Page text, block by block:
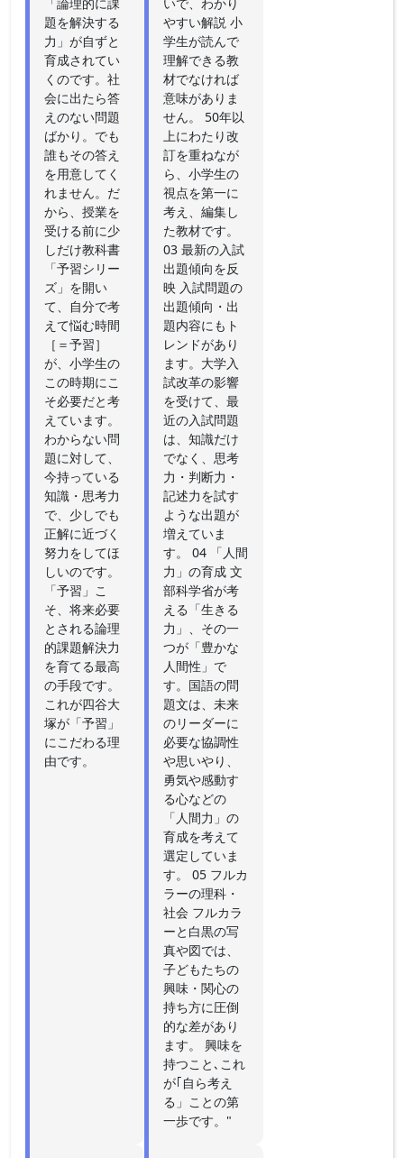
題を解決する
力」が自ずと
育成されてい
くのです。社
会に出たら答
えのない問題
ばかり。でも
誰もその答え
を用意してく
れません。だ
から、授業を
受ける前に少
しだけ教科書
「予習シリー
ズ」を開い
て、自分で考
えて悩む時間
［＝予習］
が、小学生の
この時期にこ
そ必要だと考
えています。
わからない問
題に対して、
今持っている
知識・思考力
で、少しでも
正解に近づく
努力をしてほ
しいのです。
「予習」こ
そ、将来必要
とされる論理
的課題解決力
を育てる最高
の手段です。
これが四谷大
塚が「予習」
にこだわる理
由です。
やすい解説 小
学生が読んで
理解できる教
材でなければ
意味がありま
せん。 50年以
上にわたり改
訂を重ねなが
ら、小学生の
視点を第一に
考え、編集し
た教材です。
03 最新の入試
出題傾向を反
映 入試問題の
出題傾向・出
題内容にもト
レンドがあり
ます。大学入
試改革の影響
を受けて、最
近の入試問題
は、知識だけ
でなく、思考
力・判断力・
記述力を試す
ような出題が
増えていま
す。 04 「人間
力」の育成 文
部科学省が考
える「生きる
力」、その一
つが「豊かな
人間性」で
す。国語の問
題文は、未来
のリーダーに
必要な協調性
や思いやり、
勇気や感動す
る心などの
「人間力」の
育成を考えて
選定していま
す。 05 フルカ
ラーの理科・
社会 フルカラ
ーと白黒の写
真や図では、
子どもたちの
興味・関心の
持ち方に圧倒
的な差があり
ます。 興味を
持つこと､これ
が｢自ら考え
る」ことの第
一歩です。"